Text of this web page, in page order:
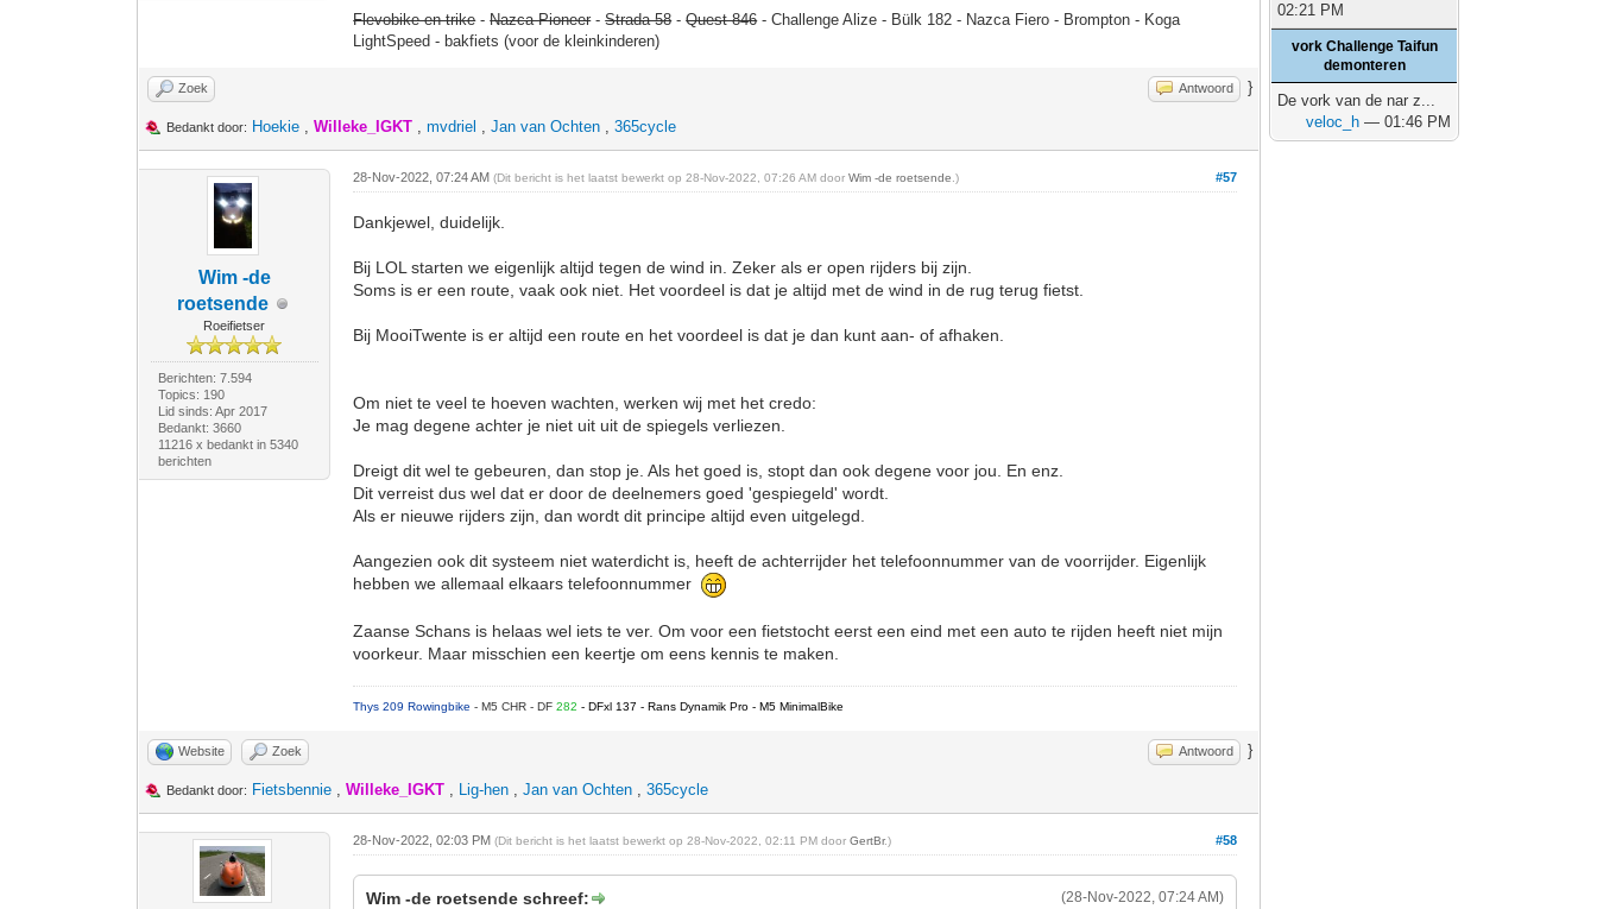
Flevobike en trike-Nazca Pioneer-Strada 58-Quest 846- Challenge Alize - Bülk 182 - Nazca Fiero - Brompton - Koga
LightSpeed - bakfiets (voor de kleinkinderen)
Zoek Antwoord }
Bedankt door: Hoekie ,Willeke_IGKT ,mvdriel ,Jan van Ochten ,365cycle
Wim -de
roetsende
Roeifietser
Berichten: 7.594
Topics: 190
Lid sinds: Apr 2017
Bedankt: 3660
11216 x bedankt in 5340
berichten
#57
28-Nov-2022, 07:24 AM(Dit bericht is het laatst bewerkt op 28-Nov-2022, 07:26 AM doorWim -de roetsende .)
Dankjewel, duidelijk.
Bij LOL starten we eigenlijk altijd tegen de wind in. Zeker als er open rijders bij zijn.
Soms is er een route, vaak ook niet. Het voordeel is dat je altijd met de wind in de rug terug fietst.
Bij MooiTwente is er altijd een route en het voordeel is dat je dan kunt aan- of afhaken.
Om niet te veel te hoeven wachten, werken wij met het credo:
Je mag degene achter je niet uit uit de spiegels verliezen.
Dreigt dit wel te gebeuren, dan stop je. Als het goed is, stopt dan ook degene voor jou. En enz.
Dit verreist dus wel dat er door de deelnemers goed 'gespiegeld' wordt.
Als er nieuwe rijders zijn, dan wordt dit principe altijd even uitgelegd.
Aangezien ook dit systeem niet waterdicht is, heeft de achterrijder het telefoonnummer van de voorrijder. Eigenlijk
hebben we allemaal elkaars telefoonnummer
Zaanse Schans is helaas wel iets te ver. Om voor een fietstocht eerst een eind met een auto te rijden heeft niet mijn
voorkeur. Maar misschien een keertje om eens kennis te maken.
Thys 209 Rowingbike- M5 CHR - DF282- DFxl 137 - Rans Dynamik Pro - M5 MinimalBike
Website Zoek Antwoord }
Bedankt door: Fietsbennie ,Willeke_IGKT , Lig-hen ,Jan van Ochten ,365cycle
#58
28-Nov-2022, 02:03 PM(Dit bericht is het laatst bewerkt op 28-Nov-2022, 02:11 PM doorGertBr.)
(28-Nov-2022, 07:24 AM)
Wim -de roetsende schreef:
02:21 PM
vork Challenge Taifun
demonteren
De vork van de nar z...
veloc_h — 01:46 PM